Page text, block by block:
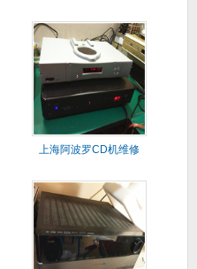
上海阿波罗CD机维修